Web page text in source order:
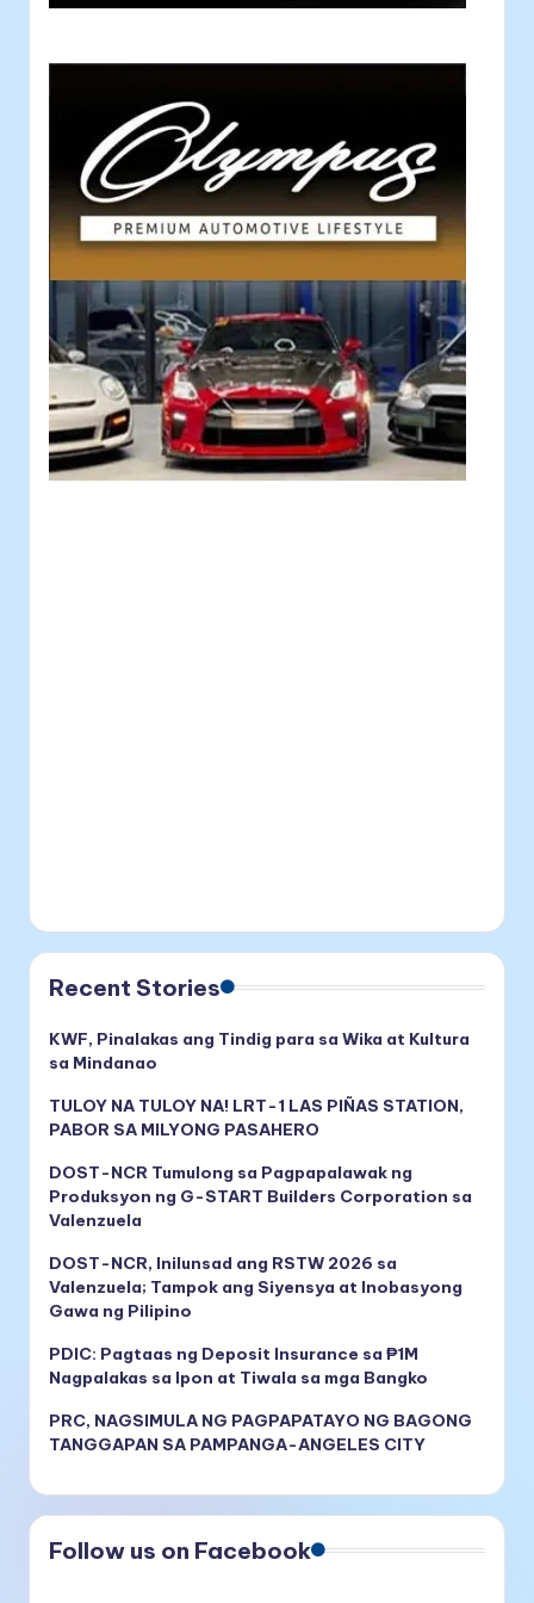
Recent Stories
KWF, Pinalakas ang Tindig para sa Wika at Kultura
sa Mindanao
TULOY NA TULOY NA! LRT-1 LAS PIÑAS STATION,
PABOR SA MILYONG PASAHERO
DOST-NCR Tumulong sa Pagpapalawak ng
Produksyon ng G-START Builders Corporation sa
Valenzuela
DOST-NCR, Inilunsad ang RSTW 2026 sa
Valenzuela; Tampok ang Siyensya at Inobasyong
Gawa ng Pilipino
PDIC: Pagtaas ng Deposit Insurance sa ₱1M
Nagpalakas sa Ipon at Tiwala sa mga Bangko
PRC, NAGSIMULA NG PAGPAPATAYO NG BAGONG
TANGGAPAN SA PAMPANGA-ANGELES CITY
Follow us on Facebook